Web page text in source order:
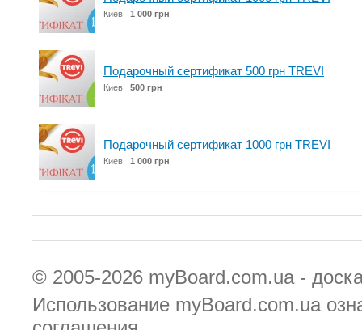
Киев 1 000 грн
Подарочный сертификат 500 грн TREVI
Киев 500 грн
Подарочный сертификат 1000 грн TREVI
Киев 1 000 грн
© 2005-2026 myBoard.com.ua -
Использование myBoard.com.ua